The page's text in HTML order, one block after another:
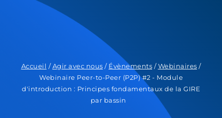
Accueil /Agir avec nous / Évènements /Webinaires /
Webinaire Peer-to-Peer (P2P) #2 - Module
d'introduction : Principes fondamentaux de la GIRE
par bassin